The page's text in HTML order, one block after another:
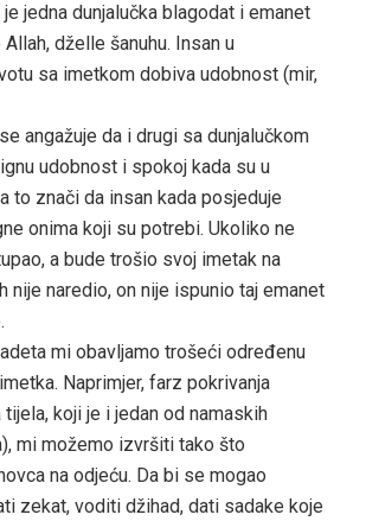
je jedna dunjalučka blagodat i emanet
dželle šanuhu. Insan u
sa imetkom dobiva udobnost (mir,
angažuje da i drugi sa dunjalučkom
udobnost i spokoj kada su u
to znači da insan kada posjeduje
onima koji su potrebi. Ukoliko ne
a bude trošio svoj imetak na
nije naredio, on nije ispunio taj emanet
mi obavljamo trošeći određenu
Naprimjer, farz pokrivanja
koji je i jedan od namaskih
mi možemo izvršiti tako što
na odjeću. Da bi se mogao
zekat, voditi džihad, dati sadake koje